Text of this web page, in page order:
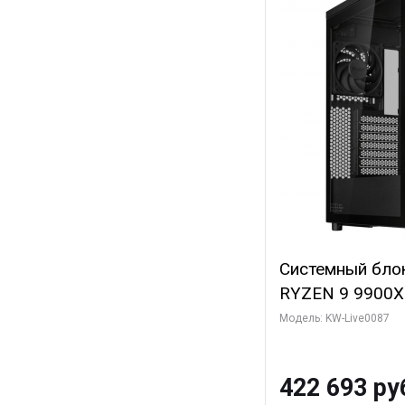
Системный
RYZEN 9
ОЗУ/ ASUS
Модель: KW-Live0087
422 693